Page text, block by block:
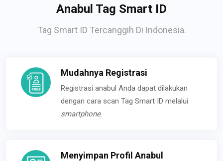
Anabul Tag Smart ID
Tag Smart ID Tercanggih Di Indonesia.
Mudahnya Registrasi
Registrasi anabul Anda dapat dilakukan
dengan cara scan Tag Smart ID melalui
smartphone.
Menyimpan Profil Anabul